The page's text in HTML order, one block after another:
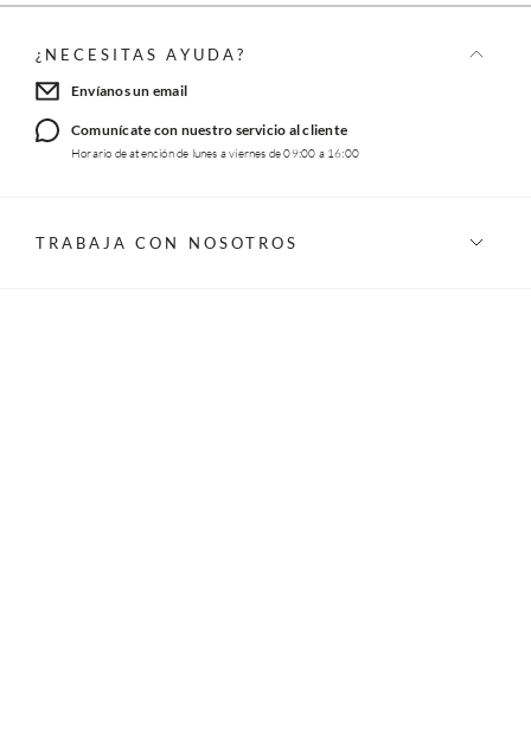
¿NECESITAS AYUDA?
Envíanos un email
Comunícate con nuestro servicio al cliente
Horario de atención de lunes a viernes de 09:00 a 16:00
TRABAJA CON NOSOTROS